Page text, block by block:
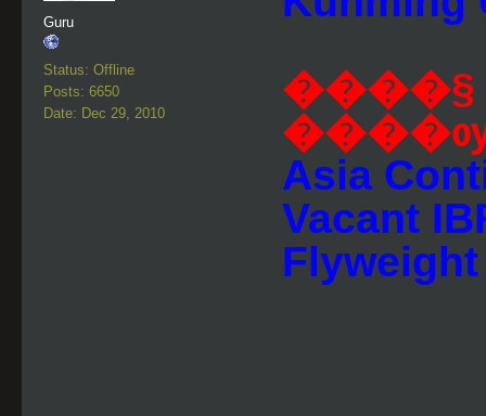
Guru
Status: Offline
Posts: 6650
Date: Dec 29, 2010
����§
Asia
Vacant